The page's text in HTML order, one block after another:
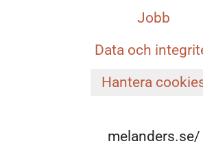
Jobb
Data och
Hantera
melanders.se/